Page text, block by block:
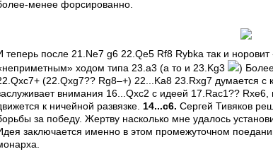
менее форсированно.
теперь после 21.Ne7 g6 22.Qe5 Rf8 Rybka так и
ходом типа 23.a3 (а то и 23.Kg3
)
(22.Qxg7?? Rg8–+) 22...Ka8 23.Rxg7 думается
внимания 16...Qxc2 с идеей 17.Rac1??
к ничейной развязке. 14...c6. Сергей Тивяков
за победу. Жертву насколько мне удалось
заключается именно в этом промежуточном